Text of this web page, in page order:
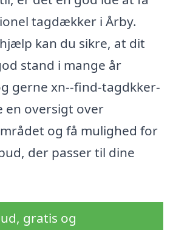
tagdækker i Årby.
kan du sikre, at dit
stand i mange år
gerne xn--find-tagdkker-
en oversigt over
og få mulighed for
der passer til dine
gratis og